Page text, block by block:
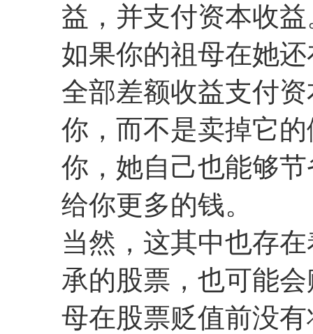
益，并支付资本收益
如果你的祖母在她
全部差额收益支付
你，而不是卖掉它
你，她自己也能够
给你更多的钱。
当然，这其中也存
承的股票，也可能
母在股票贬值前没